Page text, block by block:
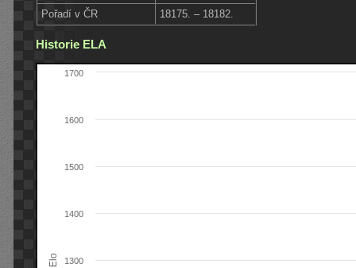
Pořadí v ČR
18175. – 18182.
Historie ELA
Elo 1300
1400
1500
1600
1700